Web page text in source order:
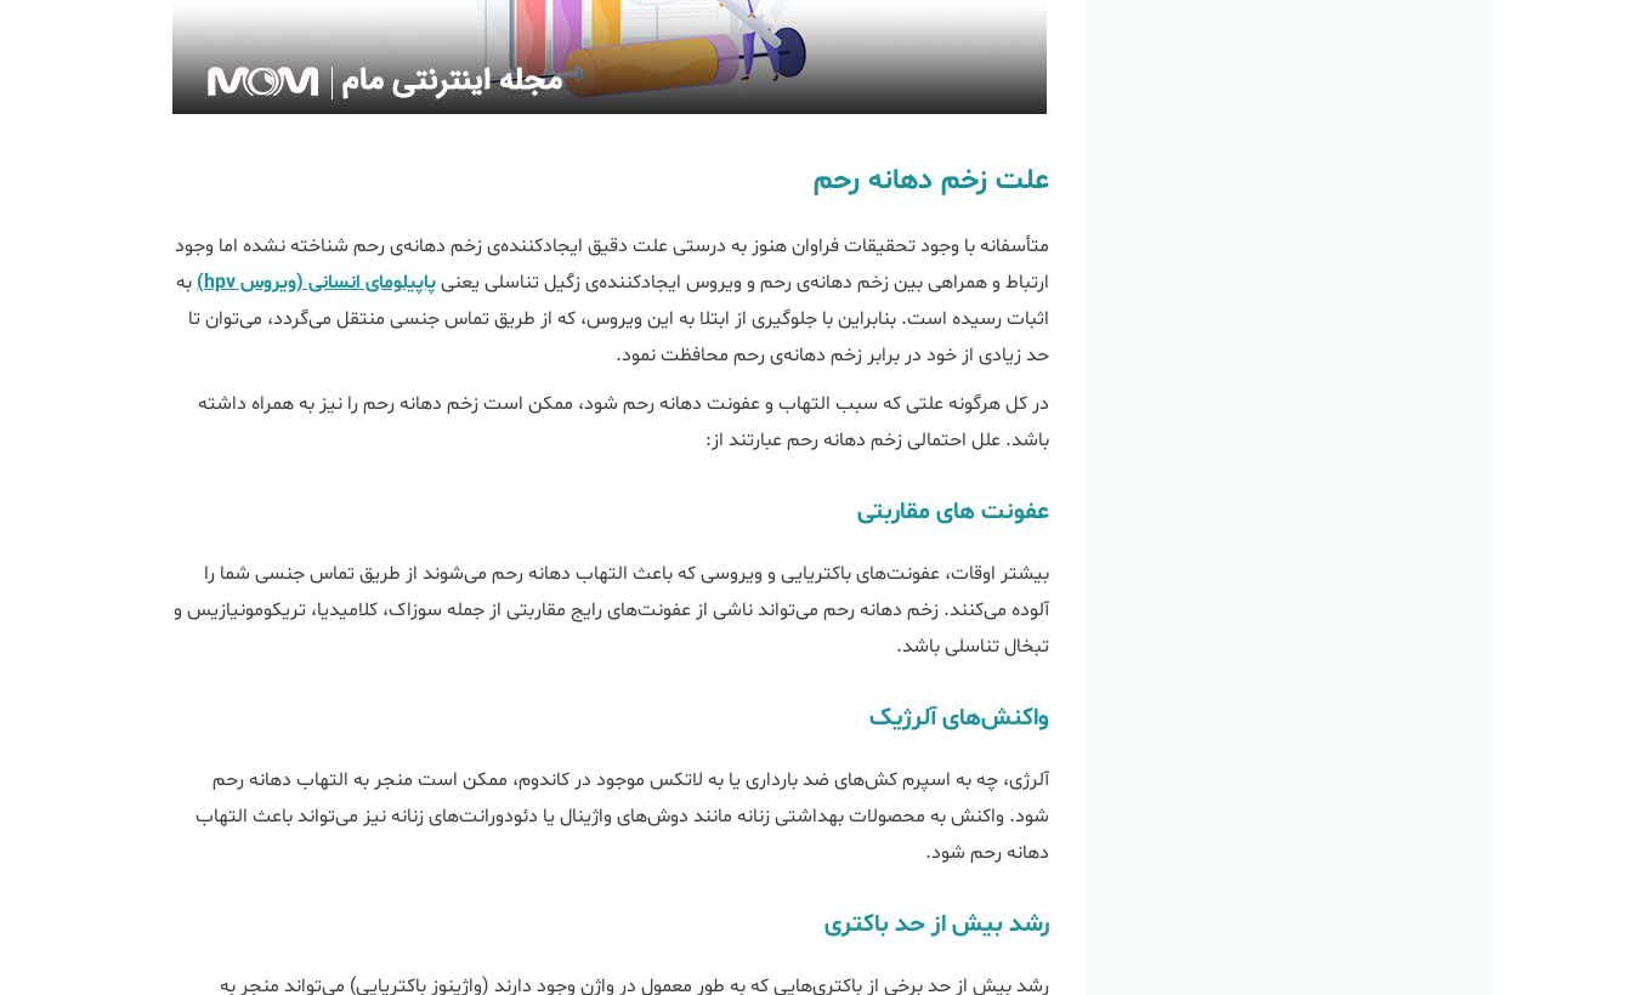
علت زخم دهانه رحم
متأسفانه با وجود تحقیقات فراوان هنوز به درستی علت دقیق ایجاد‌کننده‌ی زخم دهانه‌ی رحم شناخته نشده اما وجود
ارتباط و همراهی بین زخم دهانه‌ی رحم و ویروس ایجاد‌کننده‌ی زگیل تناسلی یعنیپاپیلومای انسانی (ویروس hpv)
به
اثبات رسیده است. بنابراین با جلوگیری از ابتلا به این ویروس، که از طریق تماس جنسی منتقل می‌گردد، می‌توان تا
حد زیادی از خود در برابر زخم دهانه‌ی رحم محافظت نمود.
در کل هرگونه علتی که سبب التهاب و عفونت دهانه رحم شود، ممکن است زخم دهانه رحم را نیز به همراه داشته
باشد. علل احتمالی زخم دهانه رحم عبارتند از:
عفونت های مقاربتی
بیشتر اوقات، عفونت‌های باکتریایی و ویروسی که باعث التهاب دهانه رحم می‌شوند از طریق تماس جنسی شما را
آلوده می‌کنند. زخم دهانه رحم می‌تواند ناشی از عفونت‌های رایج مقاربتی از جمله سوزاک، کلامیدیا، تریکومونیازیس و
تبخال تناسلی باشد.
واکنش‌های آلرژیک
آلرژی، چه به اسپرم کش‌های ضد بارداری یا به لاتکس موجود در کاندوم، ممکن است منجر به التهاب دهانه رحم
شود. واکنش به محصولات بهداشتی زنانه مانند دوشهای واژینال یا دئودورانتهای زنانه نیز میتواند باعث التهاب
دهانه رحم شود.
رشد بیش از حد باکتری
رشد بیش از حد برخی از باکتریهایی که به طور معمول در واژن وجود دارند (واژینوز باکتریایی) میتواند منجر به